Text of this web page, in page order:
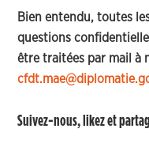
Bien entendu, toutes
questions
être traitées par mail à
Suivez-nous, likez et